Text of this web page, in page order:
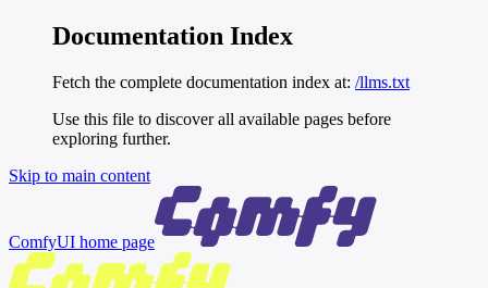
Documentation Index
Fetch the complete documentation index at: /llms.txt
Use this file to discover all available pages before
exploring further.
Skip to main content
ComfyUI home page